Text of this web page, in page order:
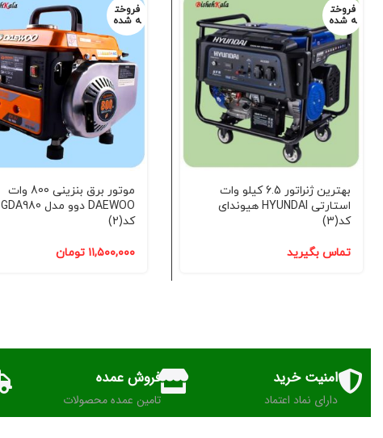
فروخت
ه شده
بهترین ژنراتور 6.5 کیلو وات
استارتی HYUNDAI هیوندای
کد(3)
تماس بگیرید
فروخت
ه شده
موتور برق بنزینی 800 وات
DAEWOO دوو مدل GDA980
کد(2)
۱۱,۵۰۰,۰۰۰ تومان
امنیت خرید
دارای نماد اعتماد
فروش عمده
تامین عمده محصولات